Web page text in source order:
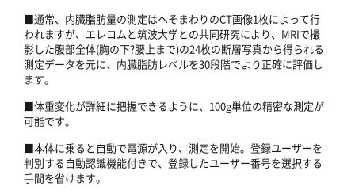
■通常、内臓脂肪量の測定はへそまわりのCT画像1枚によって行
われますが、エレコムと筑波大学との共同研究により、MRIで撮
影した腹部全体(胸の下?腰上まで)の24枚の断層写真から得られる
測定データを元に、内臓脂肪レベルを30段階でより正確に評価し
ます。
■体重変化が詳細に把握できるように、100g単位の精密な測定が
可能です。
■本体に乗ると自動で電源が入り、測定を開始。登録ユーザーを
判別する自動認識機能付きで、登録したユーザー番号を選択する
手間を省けます。